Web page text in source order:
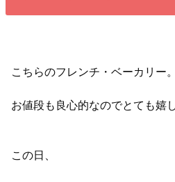
こちらのフレンチ・ベーカリー。
お値段も良心的なのでとても嬉し
この日、